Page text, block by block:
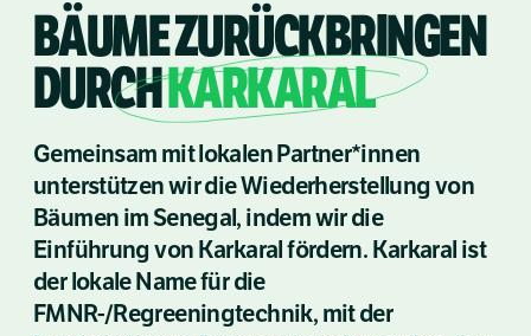
BÄUME ZURÜCKBRINGEN
DURCHKARKARAL
Gemeinsam mit lokalen Partner*innen
unterstützen wir die Wiederherstellung von
Bäumen im Senegal, indem wir die
Einführung von Karkaral fördern. Karkaral ist
der lokale Name für die
FMNR-/Regreeningtechnik, mit der